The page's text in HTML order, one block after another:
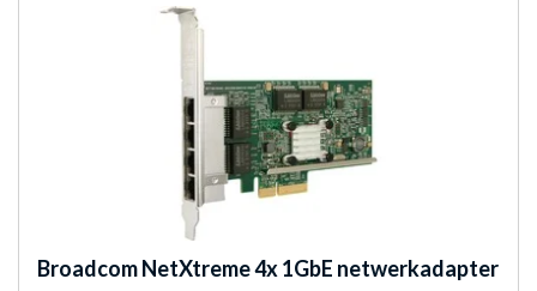
BroadcomNetXtreme 4x 1GbE netwerkadapter